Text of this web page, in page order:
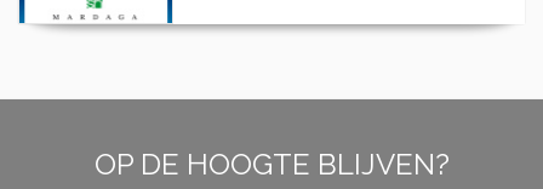
OP DE HOOGTE BLIJVEN?